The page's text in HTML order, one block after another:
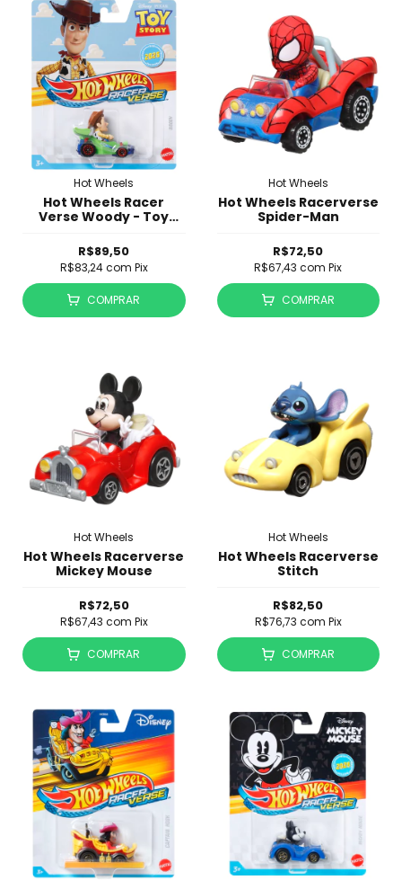
Hot Wheels
Hot Wheels Racer
Verse Woody - Toy
R$89,50
R$83,24com Pix
COMPRAR
Hot Wheels
Hot Wheels Racerverse
Spider-Man
R$72,50
R$67,43com Pix
COMPRAR
Hot Wheels
Hot Wheels Racerverse
Mickey Mouse
R$72,50
R$67,43 com Pix
COMPRAR
Hot Wheels
Hot Wheels Racerverse
Stitch
R$82,50
R$76,73 com Pix
COMPRAR